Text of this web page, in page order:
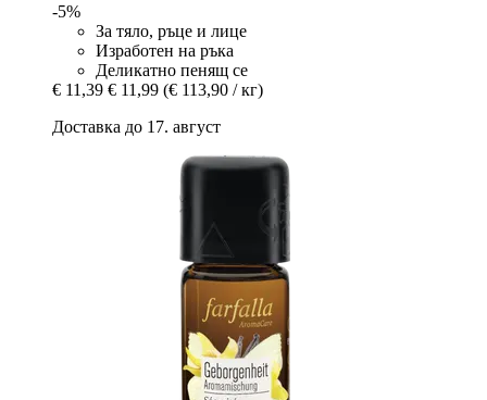
-5%
За тяло, ръце и лице
Изработен на ръка
Деликатно пенящ се
€ 11,39 € 11,99 (€ 113,90 / кг)
Доставка до 17. август